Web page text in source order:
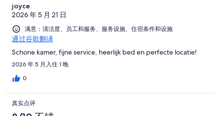
joyce
2026 年 5 月 21 日
满意：清洁度、员工和服务、服务设施、住宿条件和设施
通过谷歌翻译
Schone kamer, fijne service, heerlijk bed en perfecte locatie!
2026 年 5 月入住 1 晚
0
真实点评